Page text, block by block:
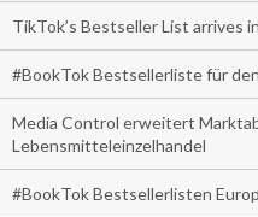
TikTok’s Bestseller List arrives
#BookTok Bestsellerliste für
Media Control erweitert
Lebensmitteleinzelhandel
#BookTok Bestsellerlisten